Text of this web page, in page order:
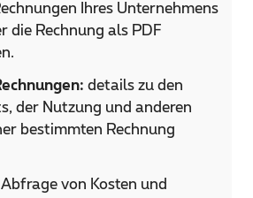
Ihres Unternehmens
die Rechnung als PDF
details zu den
der Nutzung und anderen
bestimmten Rechnung
Abfrage von Kosten und